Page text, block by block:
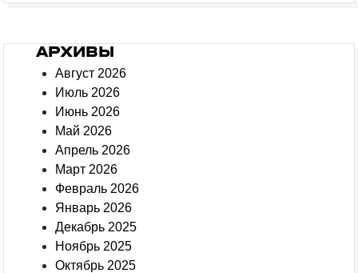
АРХИВЫ
Август 2026
Июль 2026
Июнь 2026
Май 2026
Апрель 2026
Март 2026
Февраль 2026
Январь 2026
Декабрь 2025
Ноябрь 2025
Октябрь 2025